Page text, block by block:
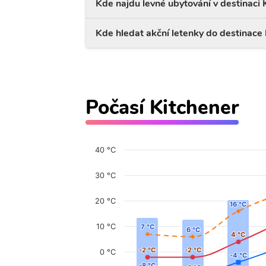
Kde najdu levné ubytování v destinaci
Kde hledat akční letenky do destinace
Počasí Kitchener
-2 °C
-2 °C -2 °C
-2 °C
4 °C
4 °C
7 °C
7 °C 6 °C
6 °C
16 °C
16 °C
-4 °C
-4 °C
0 °C
10 °C
20 °C
30 °C
40 °C